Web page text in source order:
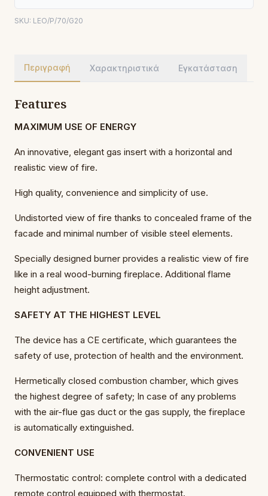
SKU: LEO/P/70/G20
Περιγραφή Χαρακτηριστικά Εγκατάσταση
Features
MAXIMUM USE OF ENERGY
An innovative, elegant gas insert with a horizontal and
realistic view of fire.
High quality, convenience and simplicity of use.
Undistorted view of fire thanks to concealed frame of the
facade and minimal number of visible steel elements.
Specially designed burner provides a realistic view of fire
like in a real wood-burning fireplace. Additional flame
height adjustment.
SAFETY AT THE HIGHEST LEVEL
The device has a CE certificate, which guarantees the
safety of use, protection of health and the environment.
Hermetically closed combustion chamber, which gives
the highest degree of safety; In case of any problems
with the air-flue gas duct or the gas supply, the fireplace
is automatically extinguished.
CONVENIENT USE
Thermostatic control: complete control with a dedicated
remote control equipped with thermostat.